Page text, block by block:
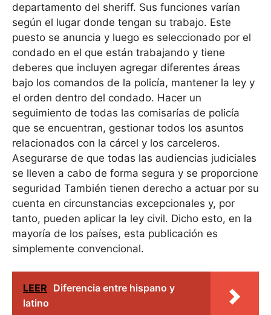
departamento del sheriff. Sus funciones varían
según el lugar donde tengan su trabajo. Este
puesto se anuncia y luego es seleccionado por el
condado en el que están trabajando y tiene
deberes que incluyen agregar diferentes áreas
bajo los comandos de la policía, mantener la ley y
el orden dentro del condado. Hacer un
seguimiento de todas las comisarías de policía
que se encuentran, gestionar todos los asuntos
relacionados con la cárcel y los carceleros.
Asegurarse de que todas las audiencias judiciales
se lleven a cabo de forma segura y se proporcione
seguridad También tienen derecho a actuar por su
cuenta en circunstancias excepcionales y, por
tanto, pueden aplicar la ley civil. Dicho esto, en la
mayoría de los países, esta publicación es
simplemente convencional.
LEER Diferencia entre hispano y
latino